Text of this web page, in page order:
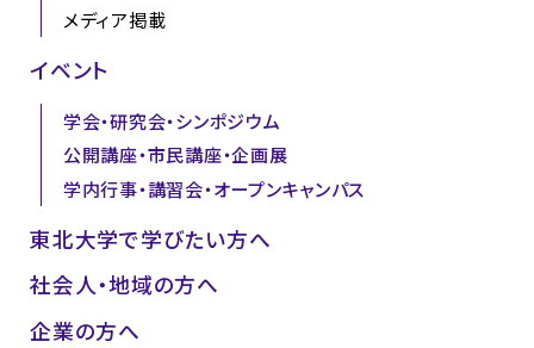
メディア掲載
イベント
学会・研究会・シンポジウム
公開講座・市民講座・企画展
学内行事・講習会・オープンキャンパス
東北大学で学びたい方へ
社会人・地域の方へ
企業の方へ